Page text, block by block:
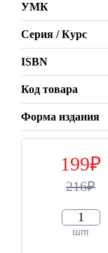
УМК
Серия / Курс
ISBN
Код товара
Форма издания
199
216
шт